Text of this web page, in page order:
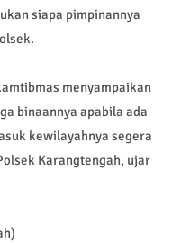
siapa pimpinannya
menyampaikan
binaannya apabila ada
kewilayahnya segera
Karangtengah, ujar